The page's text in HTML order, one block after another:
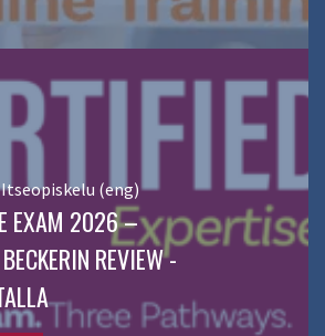
Itseopiskelu (eng)
EXAM 2026 –
REVIEW -